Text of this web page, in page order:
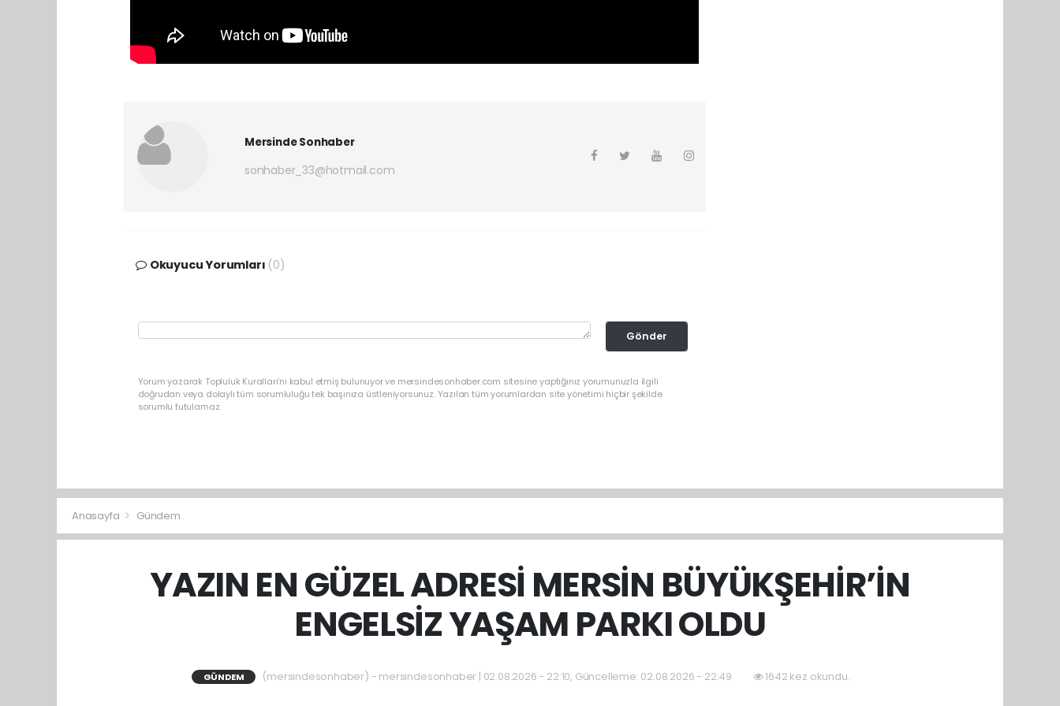
Mersinde Sonhaber
sonhaber_33@hotmail.com
Okuyucu Yorumları (0)
Gönder
Yorum yazarak Topluluk Kuralları’nı kabul etmiş bulunuyor ve mersindesonhaber.com sitesine yaptığınız yorumunuzla ilgili
doğrudan veya dolaylı tüm sorumluluğu tek başınıza üstleniyorsunuz. Yazılan tüm yorumlardan site yönetimi hiçbir şekilde
sorumlu tutulamaz.
Anasayfa Gündem
YAZIN EN GÜZEL ADRESİ MERSİN BÜYÜKŞEHİR’İN
ENGELSİZ YAŞAM PARKI OLDU
GÜNDEM (mersindesonhaber) - mersindesonhaber | 02.08.2026 - 22:10, Güncelleme: 02.08.2026 - 22:49 1642 kez okundu.